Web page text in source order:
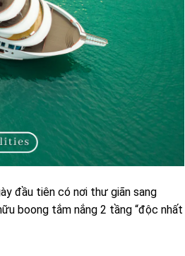
đầu tiên có nơi thư giãn sang
boong tắm nắng 2 tầng “độc nhất